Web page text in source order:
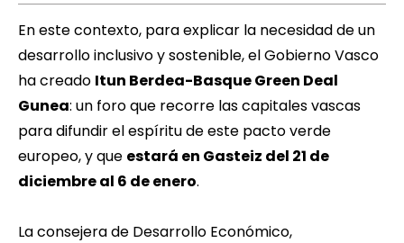
En este contexto, para explicar la necesidad de un
desarrollo inclusivo y sostenible, el Gobierno Vasco
ha creado Itun Berdea-Basque Green Deal
Gunea: un foro que recorre las capitales vascas
para difundir el espíritu de este pacto verde
europeo, y que estará en Gasteiz del 21 de
diciembre al 6 de enero.
La consejera de Desarrollo Económico,